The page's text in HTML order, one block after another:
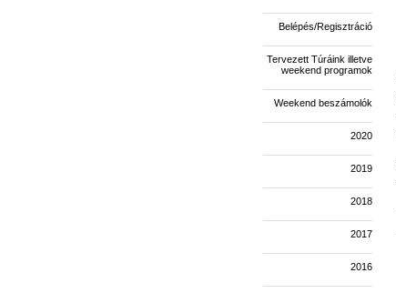
Belépés/Regisztráció
Tervezett Túráink illetve
weekend programok
Weekend beszámolók
2020
2019
2018
2017
2016